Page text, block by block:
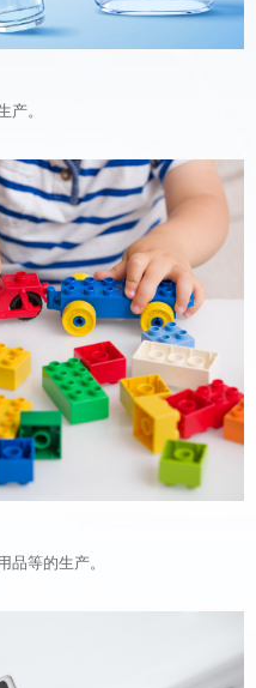
产。
品等的生产。